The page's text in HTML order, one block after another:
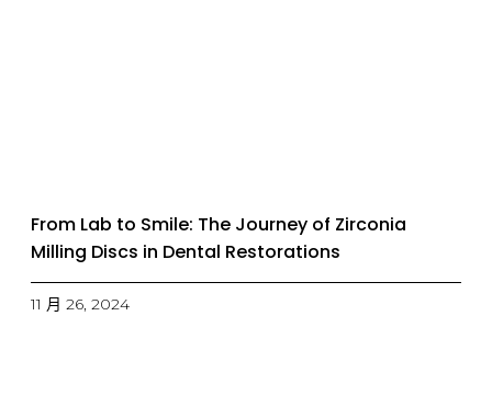
From Lab to Smile: The Journey of Zirconia
Milling Discs in Dental Restorations
11 月 26, 2024